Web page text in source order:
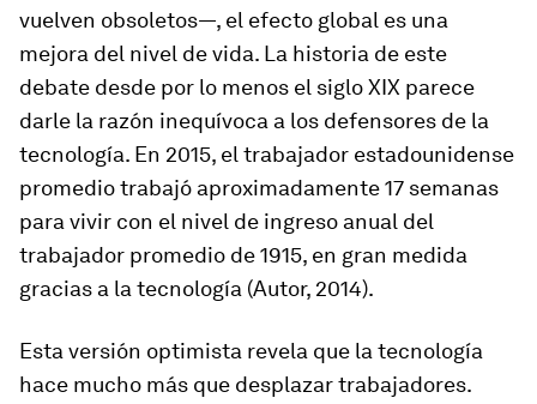
vuelven obsoletos—, el efecto global es una
mejora del nivel de vida. La historia de este
debate desde por lo menos el siglo XIX parece
darle la razón inequívoca a los defensores de la
tecnología. En 2015, el trabajador estadounidense
promedio trabajó aproximadamente 17 semanas
para vivir con el nivel de ingreso anual del
trabajador promedio de 1915, en gran medida
gracias a la tecnología (Autor, 2014).
Esta versión optimista revela que la tecnología
hace mucho más que desplazar trabajadores.